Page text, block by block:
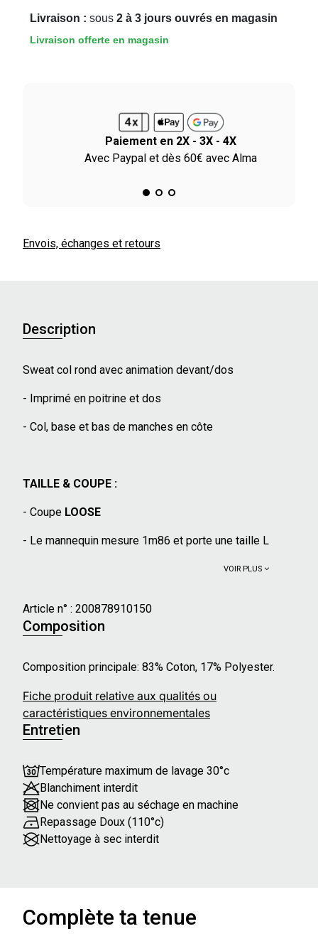
Livraison : sous 2 à 3 jours ouvrés en magasin
Livraison offerte en magasin
Paiement en 2X - 3X - 4X
Avec Paypal et dès 60€ avec Alma
Envois, échanges et retours
Description
Sweat col rond avec animation devant/dos
- Imprimé en poitrine et dos
- Col, base et bas de manches en côte
TAILLE & COUPE :
- Coupe LOOSE
- Le mannequin mesure 1m86 et porte une taille L
VOIR PLUS
Article n° : 200878910150
Composition
Composition principale: 83% Coton, 17% Polyester.
Fiche produit relative aux qualités ou
caractéristiques environnementales
Entretien
Température maximum de lavage 30°c
Blanchiment interdit
Ne convient pas au séchage en machine
Repassage Doux (110°c)
Nettoyage à sec interdit
Complète ta tenue